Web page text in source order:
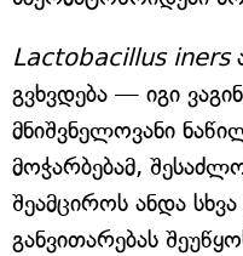
Lactobacillus iners
გვხვდება — იგი
მნიშვნელოვანი
მოჭარბებამ,
შეამციროს ანდა
განვითარებას